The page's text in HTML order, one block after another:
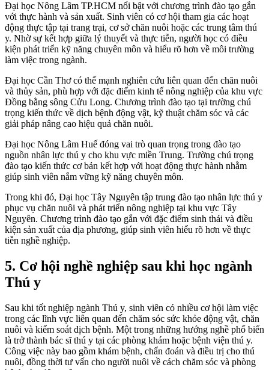
Đại học Nông Lâm TP.HCM nổi bật với chương trình đào tạo gắn
với thực hành và sản xuất. Sinh viên có cơ hội tham gia các hoạt
động thực tập tại trang trại, cơ sở chăn nuôi hoặc các trung tâm thú
y. Nhờ sự kết hợp giữa lý thuyết và thực tiễn, người học có điều
kiện phát triển kỹ năng chuyên môn và hiểu rõ hơn về môi trường
làm việc trong ngành.
Đại học Cần Thơ có thế mạnh nghiên cứu liên quan đến chăn nuôi
và thủy sản, phù hợp với đặc điểm kinh tế nông nghiệp của khu vực
Đồng bằng sông Cửu Long. Chương trình đào tạo tại trường chú
trọng kiến thức về dịch bệnh động vật, kỹ thuật chăm sóc và các
giải pháp nâng cao hiệu quả chăn nuôi.
Đại học Nông Lâm Huế đóng vai trò quan trọng trong đào tạo
nguồn nhân lực thú y cho khu vực miền Trung. Trường chú trọng
đào tạo kiến thức cơ bản kết hợp với hoạt động thực hành nhằm
giúp sinh viên nắm vững kỹ năng chuyên môn.
Trong khi đó, Đại học Tây Nguyên tập trung đào tạo nhân lực thú y
phục vụ chăn nuôi và phát triển nông nghiệp tại khu vực Tây
Nguyên. Chương trình đào tạo gắn với đặc điểm sinh thái và điều
kiện sản xuất của địa phương, giúp sinh viên hiểu rõ hơn về thực
tiễn nghề nghiệp.
5. Cơ hội nghề nghiệp sau khi học ngành
Thú y
Sau khi tốt nghiệp ngành Thú y, sinh viên có nhiều cơ hội làm việc
trong các lĩnh vực liên quan đến chăm sóc sức khỏe động vật, chăn
nuôi và kiểm soát dịch bệnh. Một trong những hướng nghề phổ biến
là trở thành bác sĩ thú y tại các phòng khám hoặc bệnh viện thú y.
Công việc này bao gồm khám bệnh, chẩn đoán và điều trị cho thú
nuôi, đồng thời tư vấn cho người nuôi về cách chăm sóc và phòng